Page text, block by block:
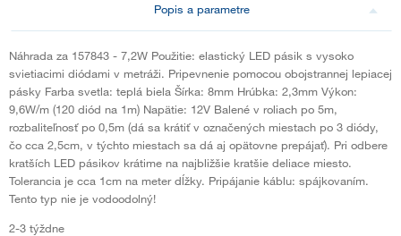
Popis a parametre
Náhrada za 157843 - 7,2W Použitie: elastický LED pásik s vysoko
svietiacimi diódami v metráži. Pripevnenie pomocou obojstrannej lepiacej
pásky Farba svetla: teplá biela Šírka: 8mm Hrúbka: 2,3mm Výkon:
9,6W/m (120 diód na 1m) Napätie: 12V Balené v roliach po 5m,
rozbaliteľnosť po 0,5m (dá sa krátiť v označených miestach po 3 diódy,
čo cca 2,5cm, v týchto miestach sa dá aj opätovne prepájať). Pri odbere
kratších LED pásikov krátime na najbližšie kratšie deliace miesto.
Tolerancia je cca 1cm na meter dĺžky. Pripájanie káblu: spájkovaním.
Tento typ nie je vodoodolný!
2-3 týždne